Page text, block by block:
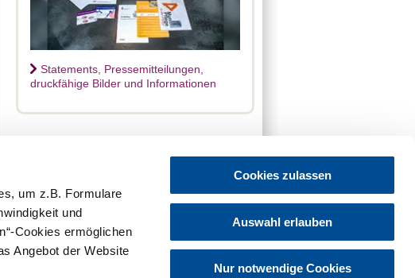
um z.B. Formulare
und
Cookies ermöglichen
Angebot der Website
Cookies zulassen
Auswahl erlauben
Nur notwendige Cookies
Statements, Pressemitteilungen,
druckfähige Bilder und Informationen